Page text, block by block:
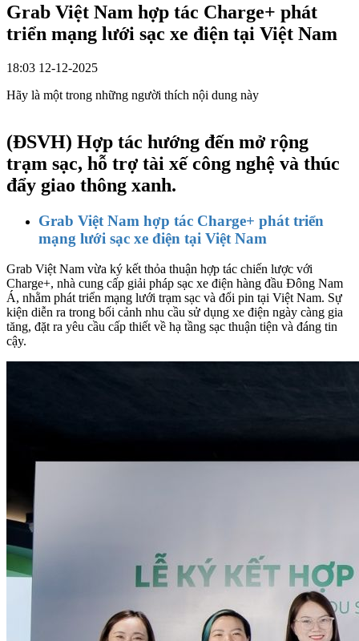
Grab Việt Nam hợp tác Charge+ phát
triển mạng lưới sạc xe điện tại Việt Nam
18:03 12-12-2025
Hãy là một trong những người thích nội dung này
(ĐSVH) Hợp tác hướng đến mở rộng
trạm sạc, hỗ trợ tài xế công nghệ và thúc
đẩy giao thông xanh.
Grab Việt Nam hợp tác Charge+ phát triển
mạng lưới sạc xe điện tại Việt Nam
Grab Việt Nam vừa ký kết thỏa thuận hợp tác chiến lược với
Charge+, nhà cung cấp giải pháp sạc xe điện hàng đầu Đông Nam
Á, nhằm phát triển mạng lưới trạm sạc và đổi pin tại Việt Nam. Sự
kiện diễn ra trong bối cảnh nhu cầu sử dụng xe điện ngày càng gia
tăng, đặt ra yêu cầu cấp thiết về hạ tầng sạc thuận tiện và đáng tin
cậy.